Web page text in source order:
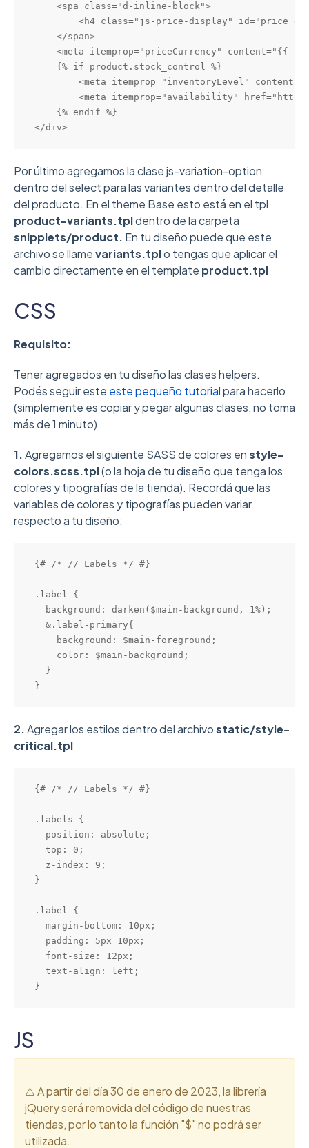
    <spa class="d-inline-block">
<h4 class="js-price-display"
    </span>
<meta itemprop="priceCurrency" content="{{
    {% if product.stock_control %}
<meta itemprop="inventoryLevel"
<meta itemprop="availability"
    {% endif %}
</div>
Por último agregamos la clase js-variation-option
dentro del select para las variantes dentro del detalle
del producto. En el theme Base esto está en el tpl
product-variants.tpldentro de la carpeta
snipplets/product. En tu diseño puede que este
archivo se llamevariants.tplo tengas que aplicar el
cambio directamente en el template product.tpl
CSS
Requisito:
Tener agregados en tu diseño las clases helpers.
Podés seguir este este pequeño tutorialpara hacerlo
(simplemente es copiar y pegar algunas clases, no toma
más de 1 minuto).
1.Agregamos el siguiente SASS de colores enstyle-
colors.scss.tpl(o la hoja de tu diseño que tenga los
colores y tipografías de la tienda). Recordá que las
variables de colores y tipografías pueden variar
respecto a tu diseño:
{# /* // Labels */ #}
.label {
  background: darken($main-background, 1%);
  &.label-primary{
    background: $main-foreground;
    color: $main-background;
  }
}
2.Agregar los estilos dentro del archivostatic/style-
critical.tpl
{# /* // Labels */ #}
.labels {
  position: absolute;
  top: 0;
  z-index: 9;
}
.label {
  margin-bottom: 10px;
  padding: 5px 10px;
  font-size: 12px;
  text-align: left;
}
JS
⚠️ A partir del día 30 de enero de 2023, la librería
jQuery será removida del código de nuestras
tiendas, por lo tanto la función "$" no podrá ser
utilizada.